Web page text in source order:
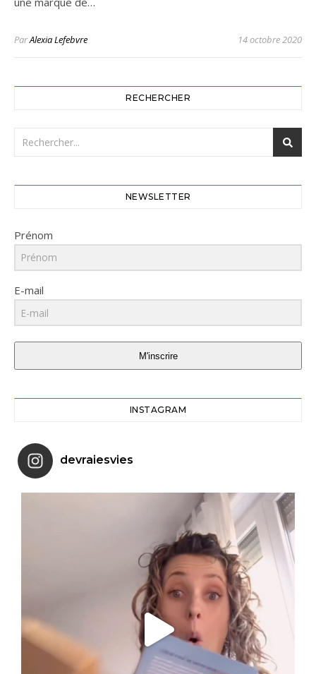
ParAlexia Lefebvre 14 octobre 2020
RECHERCHER
NEWSLETTER
Prénom
E-mail
M'inscrire
INSTAGRAM
devraiesvies